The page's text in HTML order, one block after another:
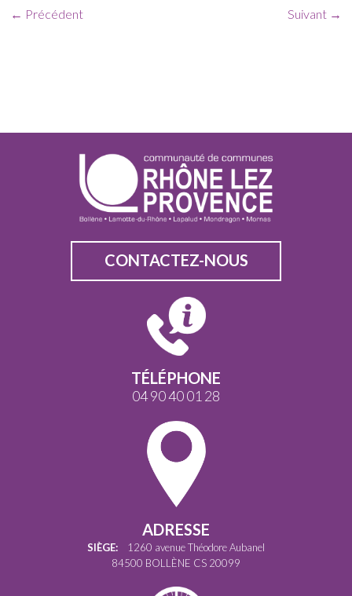
← Précédent Suivant →
CONTACTEZ-NOUS
TÉLÉPHONE
04 90 40 01 28
ADRESSE
SIÈGE: 1260 avenue Théodore Aubanel
84500 BOLLÈNE CS 20099